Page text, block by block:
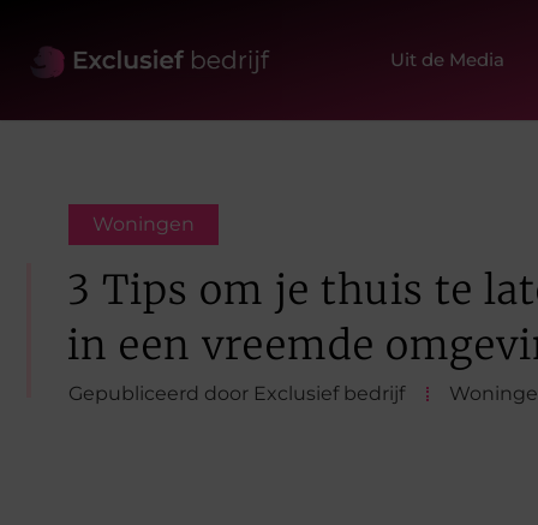
Uit de Media
Woningen
3 Tips om je thuis te
in een vreemde
Gepubliceerd door Exclusief bedrijf